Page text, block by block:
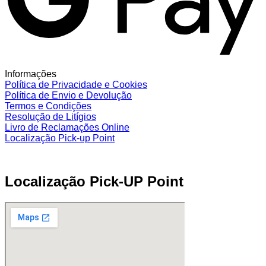
Informações
Política de Privacidade e Cookies
Política de Envio e Devolução
Termos e Condições
Resolução de Litígios
Livro de Reclamações Online
Localização Pick-up Point
Localização Pick-UP Point